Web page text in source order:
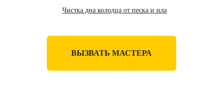
Чистка дна колодца от песка и ила
ВЫЗВАТЬ МАСТЕРА